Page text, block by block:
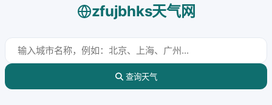
zfujbhks天气网
查询天气